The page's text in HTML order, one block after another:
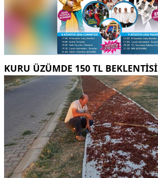
KURU ÜZÜMDE 150 TL BEKLENTISI